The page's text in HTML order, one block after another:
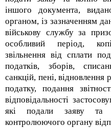
іншого документа,
органом, із зазначенням
військову службу за
особливий період,
звільнення від сплати
податків, зборів,
санкцій, пені, відновлення
податку, подання
відповідальності
які подали заяву та
контролюючого органу